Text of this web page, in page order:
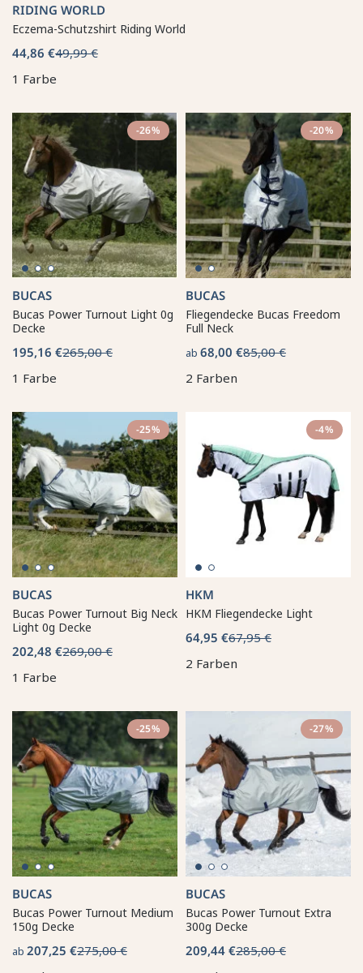
RIDING WORLD
Eczema-Schutzshirt Riding World
44,86 €49,99 €
1 Farbe
-26%
BUCAS
Bucas Power Turnout Light 0g
Decke
195,16 €265,00 €
1 Farbe
-20%
BUCAS
Fliegendecke Bucas Freedom
Full Neck
ab 68,00 €85,00 €
2 Farben
-25%
BUCAS
Bucas Power Turnout Big Neck
Light 0g Decke
202,48 €269,00 €
1 Farbe
-4%
HKM
HKM Fliegendecke Light
64,95 €67,95 €
2 Farben
-25%
BUCAS
Bucas Power Turnout Medium
150g Decke
ab 207,25 €275,00 €
-27%
BUCAS
Bucas Power Turnout Extra
300g Decke
209,44 €285,00 €